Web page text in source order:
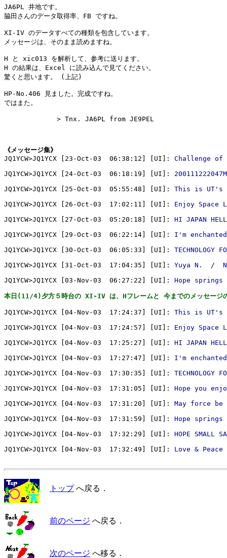
JA6PL 井地です。
脇田さんのデータ取得率、FB ですね。
XI-IV のデータすべての種類を包含しています。
メッセージは、そのまま読めますね。
H と xic013 を解析して、参考に送ります。
H の結果は、Excel に読み込んで見てください。
驚くと思います。 (上記)
HP-No.406 見ました。完成ですね。
ではまた。
> Tnx. JA6PL from JE9PEL
《メッセージ集》
JQ1YCW>JQ1YCX [23-Oct-03  06:38:12] [UI]: Challenge of
JQ1YCW>JQ1YCX [24-Oct-03  06:18:19] [UI]:
JQ1YCW>JQ1YCX [25-Oct-03  05:55:48] [UI]: This is UT's
JQ1YCW>JQ1YCX [26-Oct-03  17:02:11] [UI]: Enjoy Space
JQ1YCW>JQ1YCX [27-Oct-03  05:20:18] [UI]: HI JAPAN
JQ1YCW>JQ1YCX [29-Oct-03  06:22:14] [UI]: I'm
JQ1YCW>JQ1YCX [30-Oct-03  06:05:33] [UI]: TECHNOLOGY
JQ1YCW>JQ1YCX [31-Oct-03  17:04:35] [UI]: Yuya N.  /
JQ1YCW>JQ1YCX [03-Nov-03  06:27:22] [UI]: Hope
本日(11/4)夕方５時台の XI-IV は、Hフレームと 今までのメッセージ
JQ1YCW>JQ1YCX [04-Nov-03  17:24:37] [UI]: This is UT's
JQ1YCW>JQ1YCX [04-Nov-03  17:24:57] [UI]: Enjoy Space
JQ1YCW>JQ1YCX [04-Nov-03  17:25:27] [UI]: HI JAPAN
JQ1YCW>JQ1YCX [04-Nov-03  17:27:47] [UI]: I'm
JQ1YCW>JQ1YCX [04-Nov-03  17:30:35] [UI]: TECHNOLOGY
JQ1YCW>JQ1YCX [04-Nov-03  17:31:05] [UI]: Hope you
JQ1YCW>JQ1YCX [04-Nov-03  17:31:20] [UI]: May force
JQ1YCW>JQ1YCX [04-Nov-03  17:31:59] [UI]: Hope
JQ1YCW>JQ1YCX [04-Nov-03  17:32:29] [UI]: HOPE SMALL
JQ1YCW>JQ1YCX [04-Nov-03  17:32:49] [UI]: Love &
トップへ戻る．
前のページ へ戻る．
次のページ へ移る．